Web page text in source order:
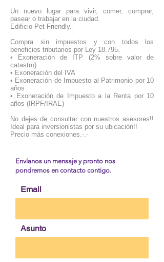
Un nuevo lugar para vivir, comer, comprar,
pasear o trabajar en la ciudad.
Edificio Pet Friendly.-
Compra sin impuestos y con todos los
beneficios tributarios por Ley 18.795.
• Exoneración de ITP (2% sobre valor de
catastro)
• Exoneración del IVA
• Exoneración de Impuesto al Patrimonio por 10
años
• Exoneración de Impuesto a la Renta por 10
años (IRPF/IRAE)
No dejes de consultar con nuestros asesores!!
Ideal para inversionistas por su ubicación!!
Precio más conexiones.-.-
Envíanos un mensaje y pronto nos
pondremos en contacto contigo.
Email
Asunto